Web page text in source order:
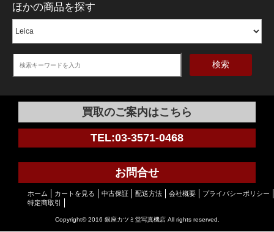
ほかの商品を探す
検索
買取のご案内はこちら
TEL:03-3571-0468
お問合せ
ホーム カートを見る 中古保証 配送方法 会社概要
プライバシーポリシー
特定商取引
Copyright© 2016 銀座カツミ堂写真機店 All rights reserved.